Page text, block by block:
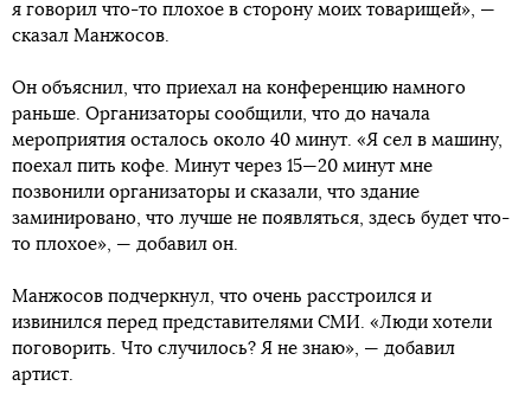
я говорил что-то плохое в сторону моих товарищей», —
сказал Манжосов.
Он объяснил, что приехал на конференцию намного
раньше. Организаторы сообщили, что до начала
мероприятия осталось около 40 минут. «Я сел в машину,
поехал пить кофе. Минут через 15—20 минут мне
позвонили организаторы и сказали, что здание
заминировано, что лучше не появляться, здесь будет что-
то плохое», — добавил он.
Манжосов подчеркнул, что очень расстроился и
извинился перед представителями СМИ. «Люди хотели
поговорить. Что случилось? Я не знаю», — добавил
артист.